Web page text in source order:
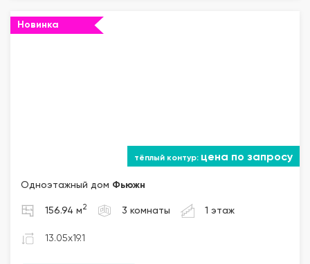
Новинка
цена по запросу
Одноэтажный дом Фьюжн
156.94 м 2 3 комнаты 1 этаж
13.05x19.1